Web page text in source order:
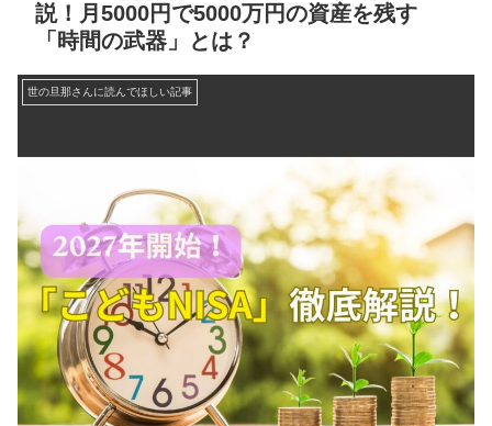
説！月5000円で5000万円の資産を残す
「時間の武器」とは？
世の旦那さんに読んでほしい記事